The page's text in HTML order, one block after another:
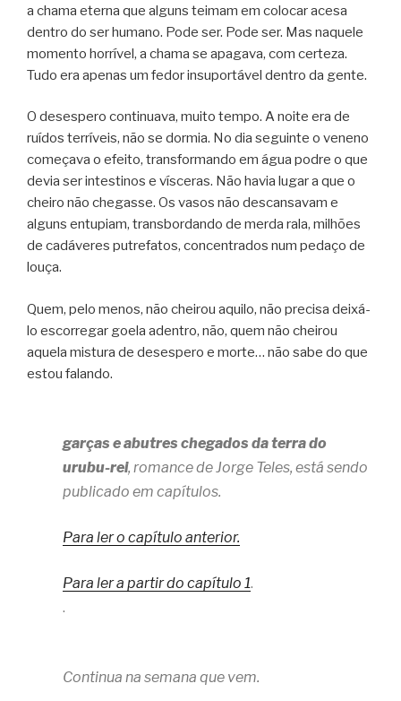
a chama eterna que alguns teimam em colocar acesa
dentro do ser humano. Pode ser. Pode ser. Mas naquele
momento horrível, a chama se apagava, com certeza.
Tudo era apenas um fedor insuportável dentro da gente.
O desespero continuava, muito tempo. A noite era de
ruídos terríveis, não se dormia. No dia seguinte o veneno
começava o efeito, transformando em água podre o que
devia ser intestinos e vísceras. Não havia lugar a que o
cheiro não chegasse. Os vasos não descansavam e
alguns entupiam, transbordando de merda rala, milhões
de cadáveres putrefatos, concentrados num pedaço de
louça.
Quem, pelo menos, não cheirou aquilo, não precisa deixá-
lo escorregar goela adentro, não, quem não cheirou
aquela mistura de desespero e morte… não sabe do que
estou falando.
garças e abutres chegados da terra do
urubu-rei, romance de Jorge Teles, está sendo
publicado em capítulos.
Para ler o capítulo anterior.
Para ler a partir do capítulo 1.
.
Continua na semana que vem.